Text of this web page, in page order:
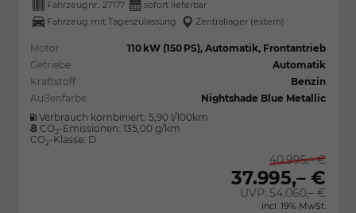
Fahrzeugnr.: 27177
sofort lieferbar
Fahrzeug mit Tageszulassung
Zentrallager (extern)
Motor
110 kW (150 PS), Automatik, Frontantrieb
Getriebe
Automatik
Kraftstoff
Benzin
Außenfarbe
Nightshade Blue Metallic
Verbrauch kombiniert: 5,90 l/100km
CO2-Emissionen: 135,00 g/km
CO2-Klasse: D
40.995,– €
37.995,– €
UVP:54.060,– €
incl. 19% MwSt.